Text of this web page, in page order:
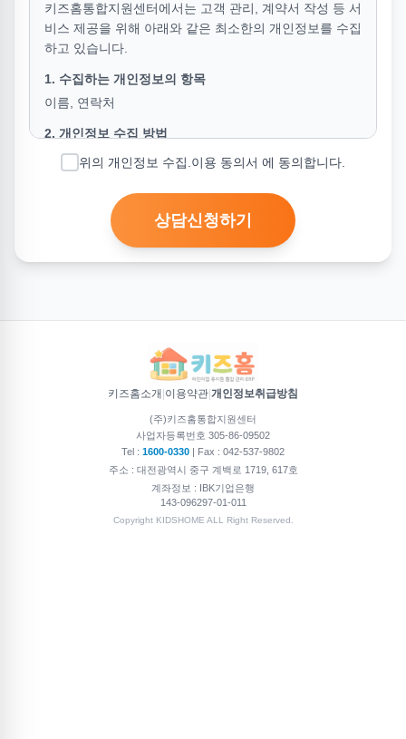
키즈홈통합지원센터에서는 고객 관리, 계약서 작성 등 서
비스 제공을 위해 아래와 같은 최소한의 개인정보를 수집
하고 있습니다.
1. 수집하는 개인정보의 항목
이름, 연락처
2. 개인정보 수집 방법
키즈홈통합지원센터는 다음과 같은 방법으로 개인정보
-키즈홈통합지원센터 홈페이지
(https://www.ikidshome.co.kr)에서 고객이 직접 입력한
4. 개인정보의 보유 및 이용기간
저장된 개인정보는 수집 및 이용목적이 달성되면 파기합
개인 정보 제 3자 제공 안내
키즈홈통합지원센터에서는 수집된 정보를 제3자에게 제
위의 개인정보 수집.이용 동의서 에 동의합니다.
상담신청하기
키즈홈소개 이용약관 개인정보취급방침
(주)키즈홈통합지원센터
사업자등록번호 305-86-09502
Tel : 1600-0330 | Fax : 042-537-9802
주소 : 대전광역시 중구 계백로 1719, 617호
계좌정보 : IBK기업은행
143-096297-01-011
Copyright KIDSHOME ALL Right Reserved.